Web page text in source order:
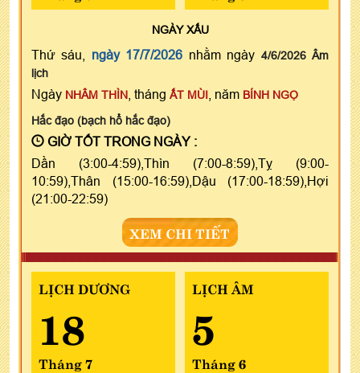
NGÀYXẤU
Thứ sáu, ngày 17/7/2026 nhằm ngày 4/6/2026 Âm
lịch
Ngày NHÂM THÌN , tháng ẤT MÙI , năm BÍNH NGỌ
Hắc đạo (bạch hổ hắc đạo)
GIỜ TỐT TRONG NGÀY :
Dần (3:00-4:59),Thìn (7:00-8:59),Tỵ (9:00-
10:59),Thân (15:00-16:59),Dậu (17:00-18:59),Hợi
(21:00-22:59)
XEM CHI TIẾT
LỊCH DƯƠNG
18
Tháng 7
LỊCH ÂM
5
Tháng 6